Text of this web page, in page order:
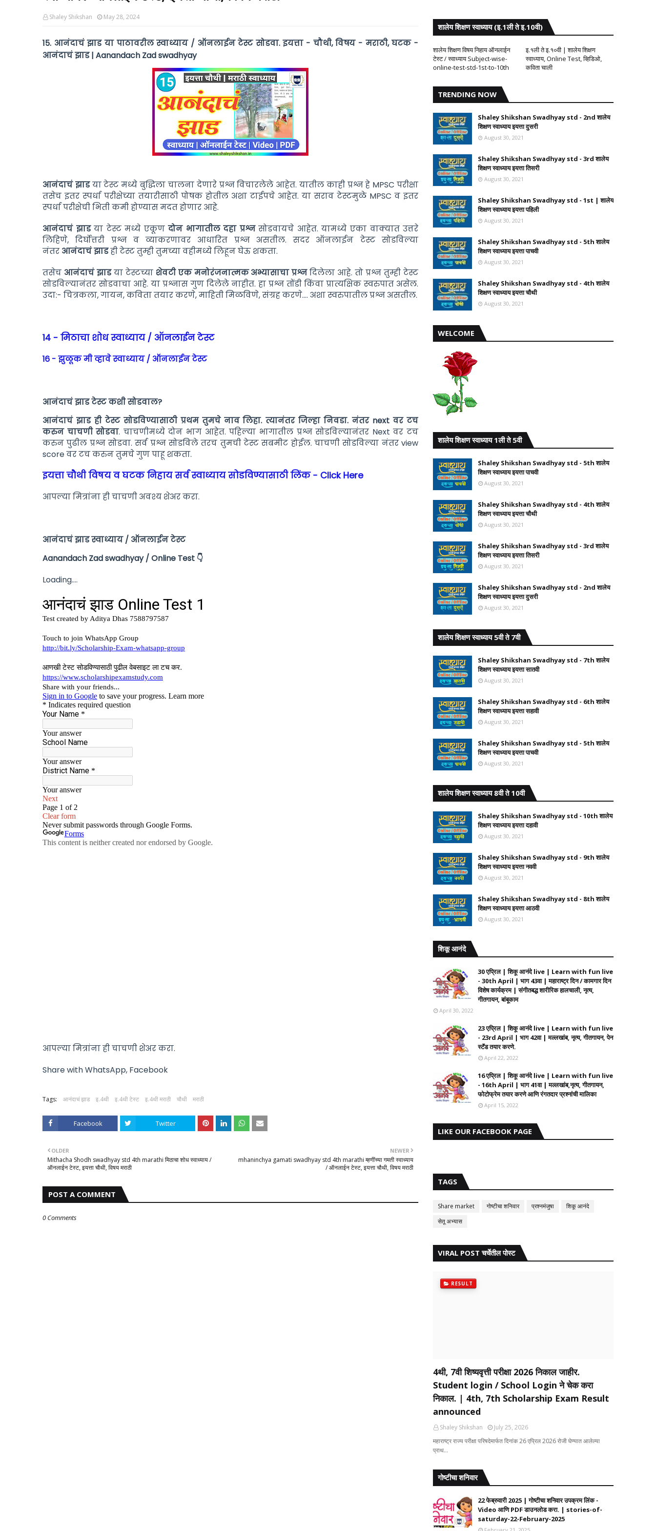
Shaley Shikshan May 28, 2024
15. आनंदाचं झाड या पाठावरील स्वाध्याय / ऑनलाईन टेस्ट सोडवा. इयत्ता - चौथी, विषय - मराठी, घटक -
आनंदाचं झाड | Aanandach Zad swadhyay
आनंदाचं झाडया टेस्ट मध्ये बुद्धिला चालना देणारे प्रश्न विचारलेले आहेत. यातील काही प्रश्न हे MPSC परीक्षा
तसेच इतर स्पर्धा परीक्षेच्या तयारीसाठी पोषक होतील अशा टाईपचे आहेत. या सराव टेस्टमुळे MPSC व इतर
स्पर्धा परीक्षेची भिती कमी होण्यास मदत होणार आहे.
आनंदाचं झाडया टेस्ट मध्ये एकूणदोन भागातीलदहा प्रश्नसोडवायचे आहेत. यामध्ये एका वाक्यात उत्तरे
लिहिणे, दिर्घोत्तरी प्रश्न व व्याकरणावर आधारित प्रश्न असतील.सदर ऑनलाईन टेस्ट सोडविल्या
नंतर आनंदाचं झाडही टेस्ट तुम्ही तुमच्या वहीमध्ये लिहून घेऊ शकता.
तसेच आनंदाचं झाडया टेस्टच्या शेवटी एक मनोरंजनात्मक अभ्यासाचा प्रश्नदिलेला आहे. तो प्रश्न तुम्ही टेस्ट
सोडविल्यानंतर सोडवाचा आहे. या प्रश्नास गुण दिलेले नाहीत. हा प्रश्न तोंडी किंवा प्रात्यक्षिक स्वरुपात असेल.
उदा:- चित्रकला, गायन, कविता तयार करणे, माहिती मिळविणे, संग्रह करणे.... अशा स्वरुपातील प्रश्न असतील.
14 - मिठाचा शोध स्वाध्याय / ऑनलाईन टेस्ट
16 - झुळूक मी व्हावे स्वाध्याय / ऑनलाईन टेस्ट
आनंदाचं झाड टेस्ट कशी सोडवाल?
आनंदाचं झाड ही टेस्ट सोडविण्यासाठी प्रथम तुमचे नाव लिहा. त्यानंतर जिल्हा निवडा. नंतर next वर टच
करुन चाचणी सोडवा. चाचणीमध्ये दोन भाग आहेत. पहिल्या भागातील प्रश्न सोडविल्यानंतर Next वर टच
करुन पुढील प्रश्न सोडवा. सर्व प्रश्न सोडविले तरच तुमची टेस्ट सबमीट होईल. चाचणी सोडविल्या नंतर view
score वर टच करुन तुमचे गुण पाहू शकता.
इयत्ता चौथी विषय व घटक निहाय सर्व स्वाध्याय सोडविण्यासाठी लिंक - Click Here
आपल्या मित्रांना ही चाचणी अवश्य शेअर करा.
आनंदाचं झाड स्वाध्याय / ऑनलाईन टेस्ट
Aanandach Zad swadhyay / Online Test 👇
Loading....
आपल्या मित्रांना ही चाचणी शेअर करा.
Share with WhatsApp, Facebook
Tags: आनंदाचं झाड इ.4थी इ.4थी टेस्ट इ.4थी मराठी चौथी मराठी
Facebook Twitter
NEWER
mhaninchya gamati swadhyay std 4th marathi म्हणींच्या गमती स्वाध्याय
/ ऑनलाईन टेस्ट, इयत्ता चौथी, विषय मराठी
OLDER
Mithacha Shodh swadhyay std 4th marathi मिठाचा शोध स्वाध्याय /
ऑनलाईन टेस्ट, इयत्ता चौथी, विषय मराठी
POST A COMMENT
0 Comments
शालेय शिक्षण स्वाध्याय (इ.1ली ते इ.10वी)
शालेय शिक्षण विषय निहाय ऑनलाईन
टेस्ट / स्वाध्याय Subject-wise-
online-test-std-1st-to-10th
इ.१ली ते इ.१०वी | शालेय शिक्षण
स्वाध्याय, Online Test, व्हिडिओ,
कविता चाली
TRENDING NOW
Shaley Shikshan Swadhyay std - 2nd शालेय
शिक्षण स्वाध्याय इयत्ता दुसरी
August 30, 2021
Shaley Shikshan Swadhyay std - 3rd शालेय
शिक्षण स्वाध्याय इयत्ता तिसरी
August 30, 2021
Shaley Shikshan Swadhyay std - 1st | शालेय
शिक्षण स्वाध्याय इयत्ता पहिली
August 30, 2021
Shaley Shikshan Swadhyay std - 5th शालेय
शिक्षण स्वाध्याय इयत्ता पाचवी
August 30, 2021
Shaley Shikshan Swadhyay std - 4th शालेय
शिक्षण स्वाध्याय इयत्ता चौथी
August 30, 2021
WELCOME
शालेय शिक्षण स्वाध्याय 1ली ते 5वी
Shaley Shikshan Swadhyay std - 5th शालेय
शिक्षण स्वाध्याय इयत्ता पाचवी
August 30, 2021
Shaley Shikshan Swadhyay std - 4th शालेय
शिक्षण स्वाध्याय इयत्ता चौथी
August 30, 2021
Shaley Shikshan Swadhyay std - 3rd शालेय
शिक्षण स्वाध्याय इयत्ता तिसरी
August 30, 2021
Shaley Shikshan Swadhyay std - 2nd शालेय
शिक्षण स्वाध्याय इयत्ता दुसरी
August 30, 2021
शालेय शिक्षण स्वाध्याय 5वी ते 7वी
Shaley Shikshan Swadhyay std - 7th शालेय
शिक्षण स्वाध्याय इयत्ता सातवी
August 30, 2021
Shaley Shikshan Swadhyay std - 6th शालेय
शिक्षण स्वाध्याय इयत्ता सहावी
August 30, 2021
Shaley Shikshan Swadhyay std - 5th शालेय
शिक्षण स्वाध्याय इयत्ता पाचवी
August 30, 2021
शालेय शिक्षण स्वाध्याय 8वी ते 10वी
Shaley Shikshan Swadhyay std - 10th शालेय
शिक्षण स्वाध्याय इयत्ता दहावी
August 30, 2021
Shaley Shikshan Swadhyay std - 9th शालेय
शिक्षण स्वाध्याय इयत्ता नववी
August 30, 2021
Shaley Shikshan Swadhyay std - 8th शालेय
शिक्षण स्वाध्याय इयत्ता आठवी
August 30, 2021
शिकू आनंदे
30 एप्रिल | शिकू आनंदे live | Learn with fun live
- 30th April | भाग 43वा | महाराष्ट्र दिन / कामगार दिन
विशेष कार्यक्रम | संगीतबद्ध शारीरिक हालचाली, नृत्य,
गीतगायन, बांबूकाम
April 30, 2022
23 एप्रिल | शिकू आनंदे live | Learn with fun live
- 23rd April | भाग 42वा | मल्लखांब, नृत्य, गीतगायन, पेन
स्टॅंड तयार करणे.
April 22, 2022
16 एप्रिल | शिकू आनंदे live | Learn with fun live
- 16th April | भाग 41वा | मल्लखांब,नृत्य, गीतगायन,
फोटोफ्रेम तयार करणे आणि रंगतदार प्रश्नांची मालिका
April 15, 2022
LIKE OUR FACEBOOK PAGE
TAGS
Share market गोष्टीचा शनिवार प्रश्नमंजुषा
शिकू आनंदे
सेतू अभ्यास
VIRAL POST चर्चेतील पोस्ट
RESULT
4थी, 7वी शिष्यवृत्ती परीक्षा 2026 निकाल जाहीर.
Student login / School Login ने चेक करा
निकाल. | 4th, 7th Scholarship Exam Result
announced
Shaley Shikshan
July 25, 2026
महाराष्ट्र राज्य परीक्षा परिषदेमार्फत दिनांक 26 एप्रिल 2026 रोजी घेण्यात आलेल्या
प्राथ…
गोष्टीचा शनिवार
22 फेब्रुवारी 2025 | गोष्टीचा शनिवार उपक्रम लिंक -
Video आणि PDF डाउनलोड करा. | stories-of-
saturday-22-February-2025